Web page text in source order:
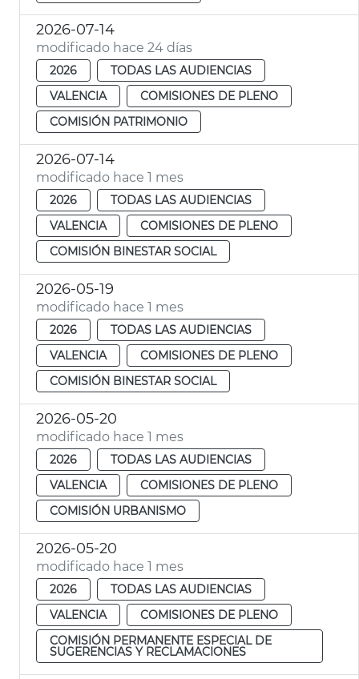
2026-07-14
modificado hace 24 días
2026
TODAS LAS AUDIENCIAS
VALENCIA
COMISIONES DE PLENO
COMISIÓN PATRIMONIO
2026-07-14
modificado hace 1 mes
2026
TODAS LAS AUDIENCIAS
VALENCIA
COMISIONES DE PLENO
COMISIÓN BINESTAR SOCIAL
2026-05-19
modificado hace 1 mes
2026
TODAS LAS AUDIENCIAS
VALENCIA
COMISIONES DE PLENO
COMISIÓN BINESTAR SOCIAL
2026-05-20
modificado hace 1 mes
2026
TODAS LAS AUDIENCIAS
VALENCIA
COMISIONES DE PLENO
COMISIÓN URBANISMO
2026-05-20
modificado hace 1 mes
2026
TODAS LAS AUDIENCIAS
VALENCIA
COMISIONES DE PLENO
COMISIÓN PERMANENTE ESPECIAL DE
SUGERENCIAS Y RECLAMACIONES